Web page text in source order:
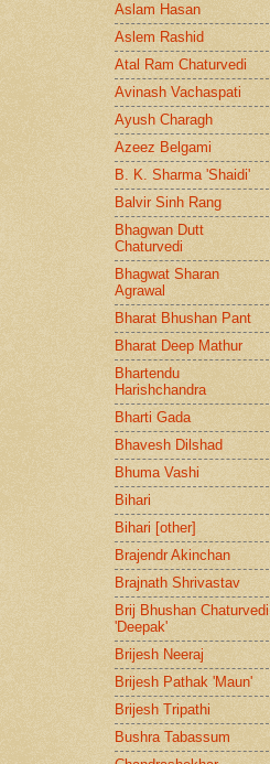
Aslam Hasan
Aslem Rashid
Atal Ram Chaturvedi
Avinash Vachaspati
Ayush Charagh
Azeez Belgami
B. K. Sharma 'Shaidi'
Balvir Sinh Rang
Bhagwan Dutt
Chaturvedi
Bhagwat Sharan
Agrawal
Bharat Bhushan Pant
Bharat Deep Mathur
Bhartendu
Harishchandra
Bharti Gada
Bhavesh Dilshad
Bhuma Vashi
Bihari
Bihari [other]
Brajendr Akinchan
Brajnath Shrivastav
Brij Bhushan Chaturvedi
'Deepak'
Brijesh Neeraj
Brijesh Pathak 'Maun'
Brijesh Tripathi
Bushra Tabassum